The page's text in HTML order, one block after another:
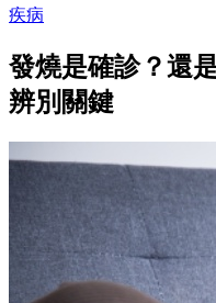
疾病
發燒是確診？還
辨別關鍵